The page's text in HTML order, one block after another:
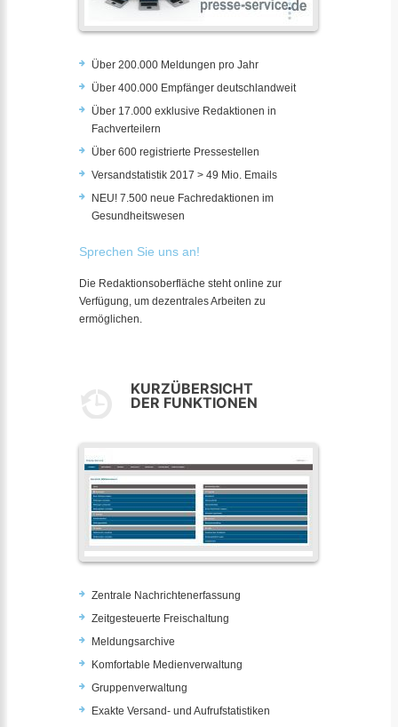
Über 200.000 Meldungen pro Jahr
Über 400.000 Empfänger deutschlandweit
Über 17.000 exklusive Redaktionen in
Fachverteilern
Über 600 registrierte Pressestellen
Versandstatistik 2017 > 49 Mio. Emails
NEU! 7.500 neue Fachredaktionen im
Gesundheitswesen
Sprechen Sie uns an!
Die Redaktionsoberfläche steht online zur
Verfügung, um dezentrales Arbeiten zu
ermöglichen.
KURZÜBERSICHT
DER FUNKTIONEN
Zentrale Nachrichtenerfassung
Zeitgesteuerte Freischaltung
Meldungsarchive
Komfortable Medienverwaltung
Gruppenverwaltung
Exakte Versand- und Aufrufstatistiken